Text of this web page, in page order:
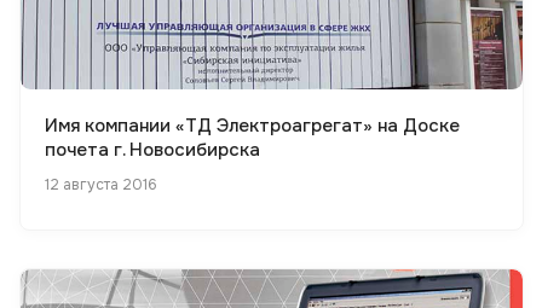
Имя компании «ТД Электроагрегат» на Доске
почета г. Новосибирска
12 августа 2016